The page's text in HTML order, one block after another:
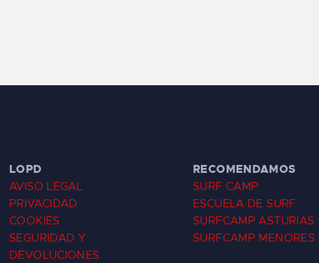
LOPD
AVISO LEGAL
PRIVACIDAD
COOKIES
SEGURIDAD Y
DEVOLUCIONES
RECOMENDAMOS
SURF CAMP
ESCUELA DE SURF
SURFCAMP ASTURIAS
SURFCAMP MENORES